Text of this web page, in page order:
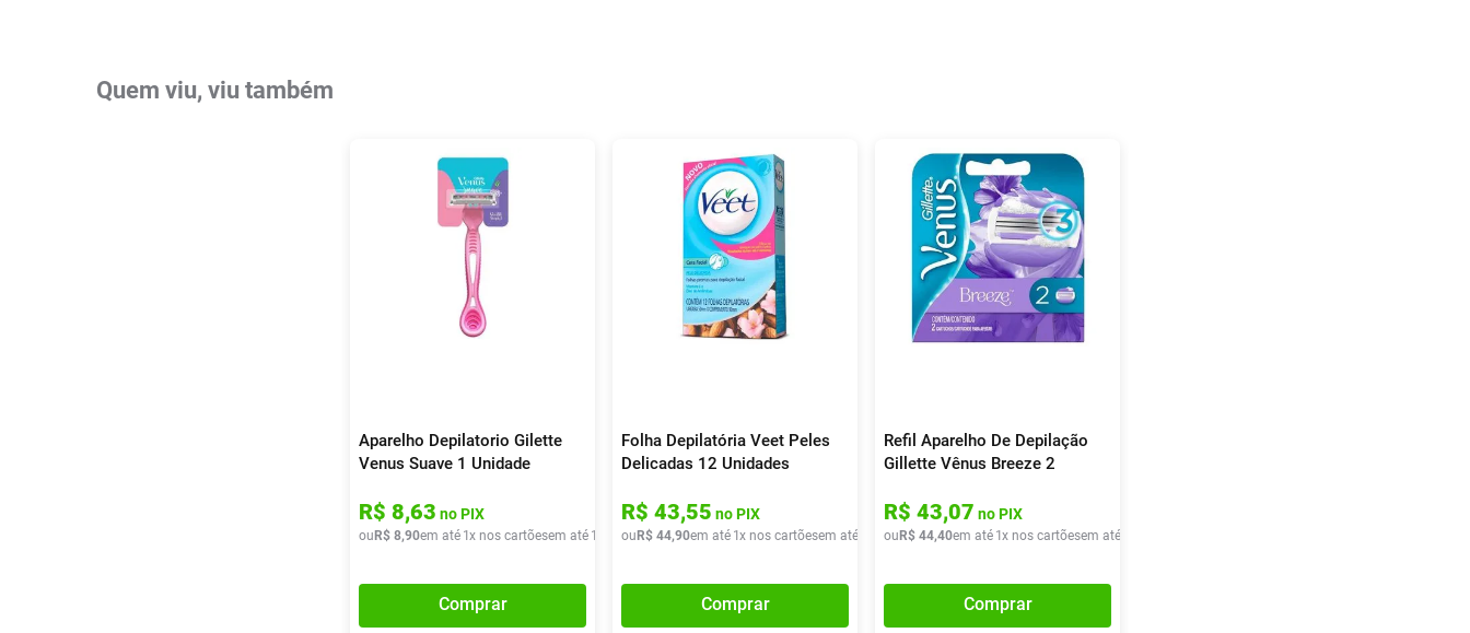
Quem viu, viu também
Aparelho Depilatorio Gilette
Venus Suave 1 Unidade
R$ 8,63 no PIX
ou R$ 8,90em até 1x nos cartõesem até 1 R$ 8, 90
Comprar
Folha Depilatória Veet Peles
Delicadas 12 Unidades
R$ 43,55 no PIX
ou R$ 44,90em até 1x nos cartõesem até x deR$ 44,90
Comprar
Refil Aparelho De Depilação
Gillette Vênus Breeze 2
R$ 43,07 no PIX
ou R$ 44,40em até 1x nos cartõesem até
Comprar